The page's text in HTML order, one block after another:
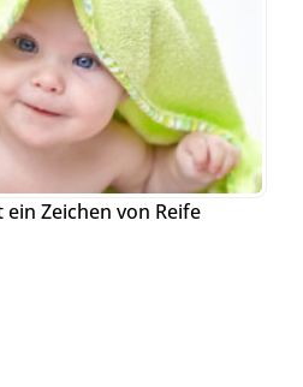
Zeichen von Reife